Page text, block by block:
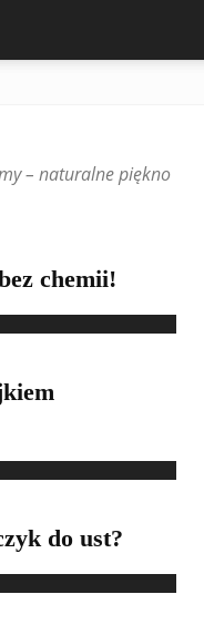
– naturalne piękno
chemii!
do ust?